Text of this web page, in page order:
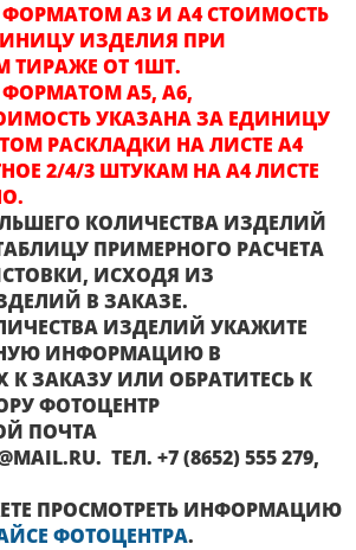
А3 И А4 СТОИМОСТЬ
ИЗДЕЛИЯ ПРИ
ОТ 1ШТ.
А5, А6,
УКАЗАНА ЗА ЕДИНИЦУ
РАСКЛАДКИ НА ЛИСТЕ А4
2/4/3 ШТУКАМ НА А4 ЛИСТЕ
КОЛИЧЕСТВА ИЗДЕЛИЙ
ПРИМЕРНОГО РАСЧЕТА
ИСХОДЯ ИЗ
В ЗАКАЗЕ.
ИЗДЕЛИЙ УКАЖИТЕ
ИНФОРМАЦИЮ В
ЗАКАЗУ ИЛИ ОБРАТИТЕСЬ К
ФОТОЦЕНТР
ПОЧТА
ТЕЛ. +7 (8652) 555 279,
ПРОСМОТРЕТЬ ИНФОРМАЦИЮ
ФОТОЦЕНТРА.